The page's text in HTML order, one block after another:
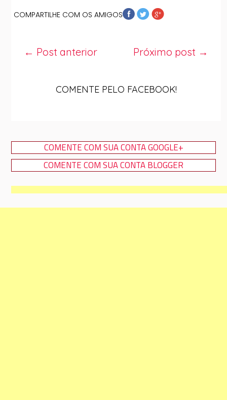
COMPARTILHE COM OS AMIGOS
Próximo post →
← Post anterior
COMENTE PELO FACEBOOK!
COMENTE COM SUA CONTA GOOGLE+
COMENTE COM SUA CONTA BLOGGER